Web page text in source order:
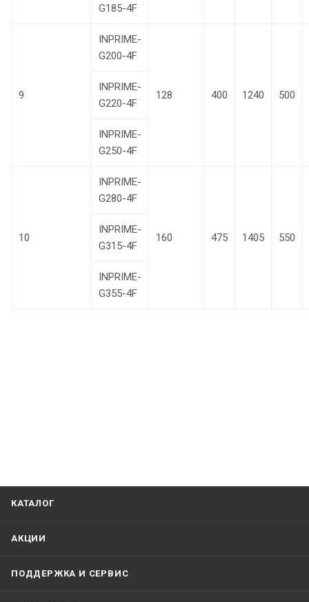
G185-4F
9
INPRIME-
G200-4F
128 400 1240 500
INPRIME-
G220-4F
INPRIME-
G250-4F
10
INPRIME-
G280-4F
160 475 1405 550
INPRIME-
G315-4F
INPRIME-
G355-4F
КАТАЛОГ
АКЦИИ
ПОДДЕРЖКА И СЕРВИС